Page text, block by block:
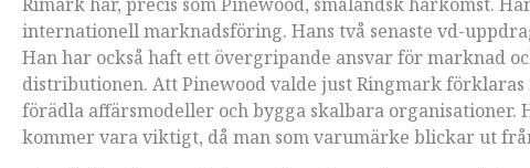
internationell marknadsföring. Hans två senaste vd-
Han har också haft ett övergripande ansvar för marknad
distributionen. Att Pinewood valde just Ringmark
förädla affärsmodeller och bygga skalbara
kommer vara viktigt, då man som varumärke blickar ut